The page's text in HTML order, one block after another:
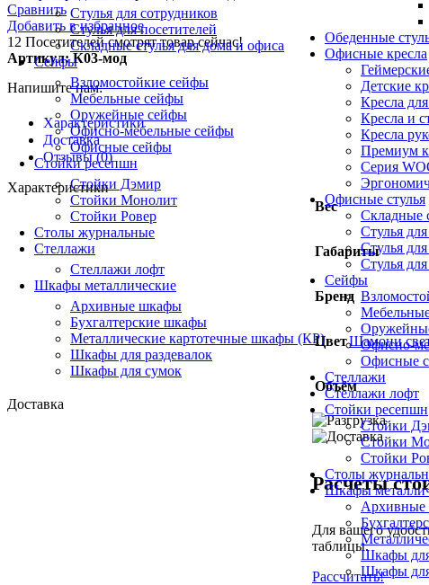
Обеденные
Офисные кресла
Детские
Кресла
Кресла и
Кресла
Премиум
Серия
Офисные стулья
Складные
Стулья
Стулья
Стулья
Сейфы
Офисно-
Офисные
Стеллажи
Стеллажи лофт
Стойки ресепшн
Стойки
Стойки
Стойки
Столы
Шкафы
Шкафы для
Шкафы
Стулья для сотрудников
Стулья для посетителей
Складные стулья для дома и офиса
Сейфы
Взломостойкие сейфы
Мебельные сейфы
Оружейные сейфы
Офисно-мебельные сейфы
Офисные сейфы
Стойки ресепшн
Стойки Дэмир
Стойки Монолит
Стойки Ровер
Столы журнальные
Стеллажи
Стеллажи лофт
Шкафы металлические
Архивные шкафы
Бухгалтерские шкафы
Металлические картотечные шкафы (КР)
Шкафы для раздевалок
Шкафы для сумок
Сравнить
Добавить в избранное
12 Посетителей смотрят товар сейчас!
Артикул:К03-мод
Напишите нам:
Характеристики
Доставка
Отзывы (0)
Характеристики
Вес
Габариты
Бренд
ЦветШамони
Объём
Доставка
Расчеты
Для вашего
таблицы.
Рассчитать!